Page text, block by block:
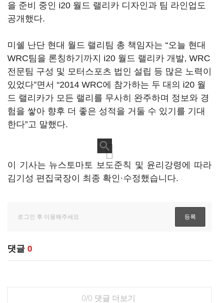
을 준비 중인 i20 월드 랠리카 디자인과 팀 라인업도
공개했다.
미쉘 난단 현대 월드 랠리팀 총 책임자는 “오늘 현대
WRC팀을 론칭하기까지 i20 월드 랠리카 개발, WRC
전문팀 구성 및 모터스포츠 법인 설립 등 많은 노력이
있었다”면서 “2014 WRC에 참가하는 두 대의 i20 월
드 랠리카가 모든 랠리를 무사히 완주하며 정보와 경
험을 쌓아 향후 더 좋은 성적을 거둘 수 있기를 기대
한다”고 말했다.
이 기사는 뉴스토마토 보도준칙 및 윤리강령에 따라
김기성 편집국장이 최종 확인·수정했습니다.
댓글 0
0/0 댓글 더보기